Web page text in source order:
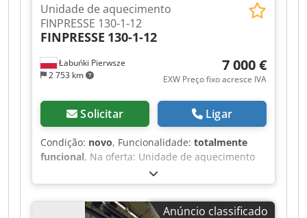
Łabuńki Pierwsze
2 753 km
Unidade de aquecimento
FINPRESSE 130-1-12
FINPRESSE 130-1-12
7 000 €
EXW Preço fixo acresce IVA
Solicitar Ligar
Condição: novo, Funcionalidade: totalmente
funcional, Na oferta: Unidade de aquecimento
para prensas FINPRESSE 130-1-12 – 18 kW,
temperatura até 130°C. A máquina é nova e
oferecida sob encomenda. Antes de efetuar a
encomenda, confirmamos o prazo de entrega
Anúncio classificado